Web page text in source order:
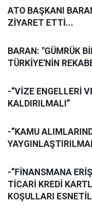
ATO BAŞKANI
ZİYARET ETTİ...
BARAN: "GÜMRÜK
TÜRKİYE'NİN
-“VİZE ENGELLERİ
KALDIRILMALI”
-“KAMU
-“FİNANSMANA
TİCARİ KREDİ
KOŞULLARI